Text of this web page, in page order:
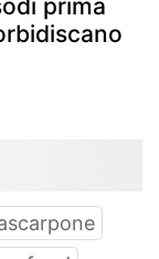
prima